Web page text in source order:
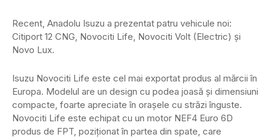
Recent, Anadolu Isuzu a prezentat patru vehicule noi:
Citiport 12 CNG, Novociti Life, Novociti Volt (Electric) și
Novo Lux.
Isuzu Novociti Life este cel mai exportat produs al mărcii în
Europa. Modelul are un design cu podea joasă și dimensiuni
compacte, foarte apreciate în orașele cu străzi înguste.
Novociti Life este echipat cu un motor NEF4 Euro 6D
produs de FPT, poziționat în partea din spate, care